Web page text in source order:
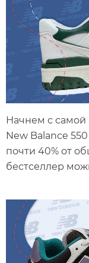
Начнем с самой
New Balance
почти 40% от
бестселлер